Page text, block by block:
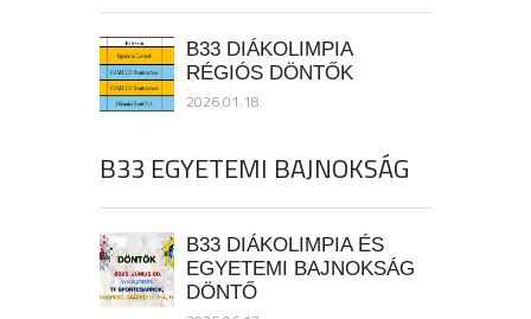
B33 DIÁKOLIMPIA
RÉGIÓS DÖNTŐK
2026.01.18.
B33 EGYETEMI BAJNOKSÁG
B33 DIÁKOLIMPIA ÉS
EGYETEMI BAJNOKSÁG
DÖNTŐ